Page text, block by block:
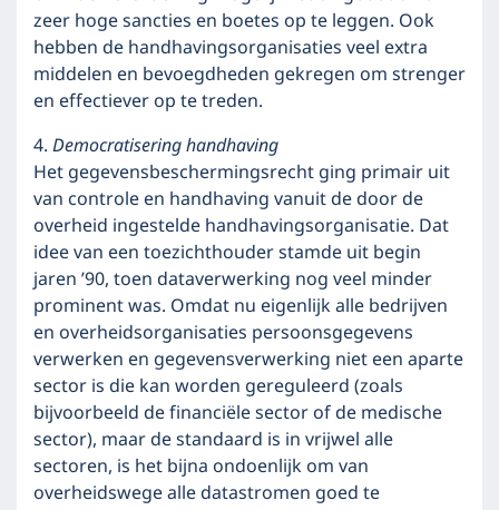
zeer hoge sancties en boetes op te leggen. Ook
hebben de handhavingsorganisaties veel extra
middelen en bevoegdheden gekregen om strenger
en effectiever op te treden.
4.Democratisering handhaving
Het gegevensbeschermingsrecht ging primair uit
van controle en handhaving vanuit de door de
overheid ingestelde handhavingsorganisatie. Dat
idee van een toezichthouder stamde uit begin
jaren ’90, toen dataverwerking nog veel minder
prominent was. Omdat nu eigenlijk alle bedrijven
en overheidsorganisaties persoonsgegevens
verwerken en gegevensverwerking niet een aparte
sector is die kan worden gereguleerd (zoals
bijvoorbeeld de financiële sector of de medische
sector), maar de standaard is in vrijwel alle
sectoren, is het bijna ondoenlijk om van
overheidswege alle datastromen goed te